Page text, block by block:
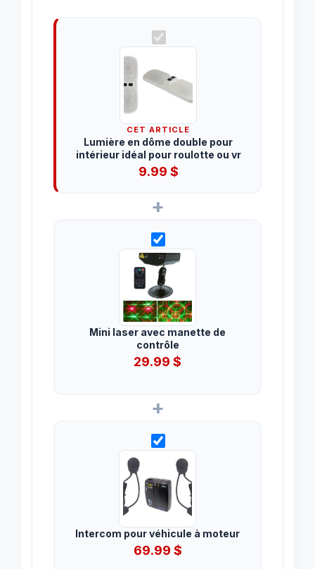
CET ARTICLE
Lumière en dôme double pour
intérieur idéal pour roulotte ou vr
9.99 $
+
Mini laser avec manette de
contrôle
29.99 $
+
Intercom pour véhicule à moteur
69.99 $